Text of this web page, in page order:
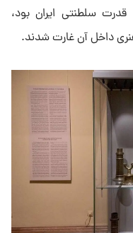
سلطنتی ایران بود،
داخل آن غارت شدند.